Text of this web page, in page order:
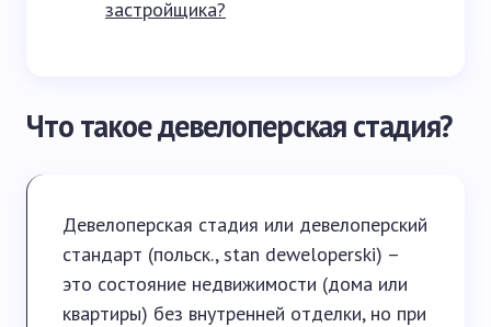
застройщика?
Что такое девелоперская стадия?
Девелоперская стадия или девелоперский
стандарт (польск., stan deweloperski) –
это состояние недвижимости (дома или
квартиры) без внутренней отделки, но при